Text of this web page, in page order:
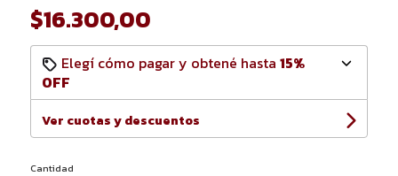
$16.300,00
Elegí cómo pagar y obtené hasta 15%
OFF
Ver cuotas y descuentos
Cantidad